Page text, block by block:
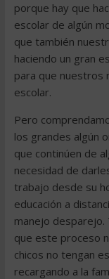
porque hay que
escolar de algún
que también
haciendo un gran
para que nuestros
escolar.
Pero
los grandes algún
que continúen de
necesidad de
trabajo desde su
educación a
manejo desparejo.
que este proceso
chicos no tengan
recargando a la